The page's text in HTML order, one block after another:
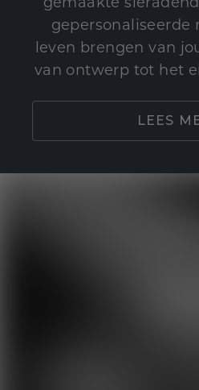
gepersonaliseerde
leven brengen van
van ontwerp tot het
LEES